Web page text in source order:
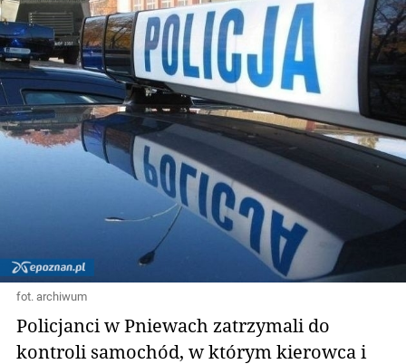
fot. archiwum
Policjanci w Pniewach zatrzymali do
kontroli samochód, w którym kierowca i